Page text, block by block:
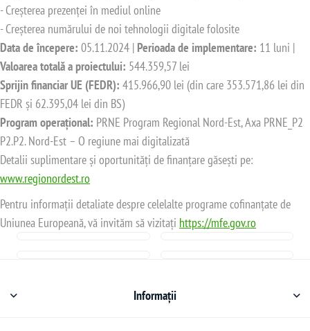
- Creșterea prezenței în mediul online
- Creșterea numărului de noi tehnologii digitale folosite
Data de începere: 05.11.2024 | Perioada de implementare: 11 luni |
Valoarea totală a proiectului: 544.359,57 lei
Sprijin financiar UE (FEDR): 415.966,90 lei (din care 353.571,86 lei din
FEDR și 62.395,04 lei din BS)
Program operațional: PRNE Program Regional Nord-Est, Axa PRNE_P2
P2.P2. Nord-Est – O regiune mai digitalizată
Detalii suplimentare și oportunități de finanțare găsești pe:
www.regionordest.ro
Pentru informații detaliate despre celelalte programe cofinanțate de
Uniunea Europeană, vă invităm să vizitați https://mfe.gov.ro
Informații